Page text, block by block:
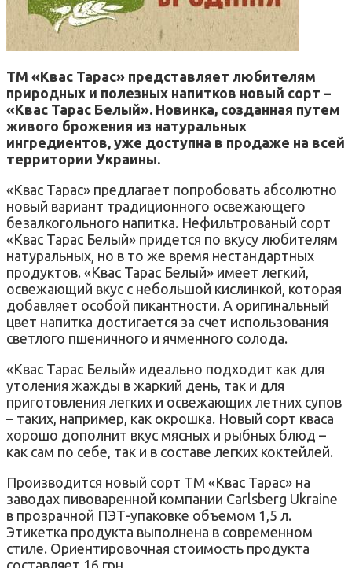
ТМ «Квас Тарас» представляет любителям
природных и полезных напитков новый сорт –
«Квас Тарас Белый». Новинка, созданная путем
живого брожения из натуральных
ингредиентов, уже доступна в продаже на всей
территории Украины.
«Квас Тарас» предлагает попробовать абсолютно
новый вариант традиционного освежающего
безалкогольного напитка. Нефильтрованый сорт
«Квас Тарас Белый» придется по вкусу любителям
натуральных, но в то же время нестандартных
продуктов. «Квас Тарас Белый» имеет легкий,
освежающий вкус с небольшой кислинкой, которая
добавляет особой пикантности. А оригинальный
цвет напитка достигается за счет использования
светлого пшеничного и ячменного солода.
«Квас Тарас Белый» идеально подходит как для
утоления жажды в жаркий день, так и для
приготовления легких и освежающих летних супов
– таких, например, как окрошка. Новый сорт кваса
хорошо дополнит вкус мясных и рыбных блюд –
как сам по себе, так и в составе легких коктейлей.
Производится новый сорт ТМ «Квас Тарас» на
заводах пивоваренной компании Carlsberg Ukraine
в прозрачной ПЭТ-упаковке объемом 1,5 л.
Этикетка продукта выполнена в современном
стиле. Ориентировочная стоимость продукта
составляет 16 грн.